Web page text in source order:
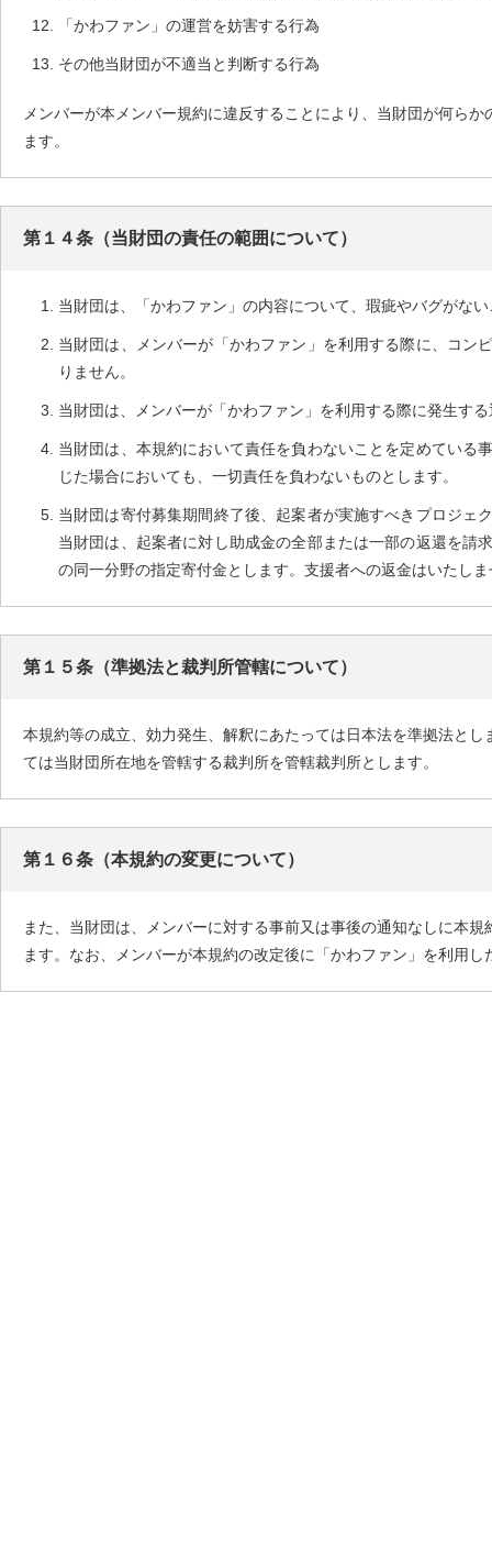
「かわファン」の運営を妨害する行為
その他当財団が不適当と判断する行為
メンバーが本メンバー規約に違反することにより、当財団が何ら
ます。
第１４条（当財団の責任の範囲について）
当財団は、「かわファン」の内容について、瑕疵やバグがな
当財団は、メンバーが「かわファン」を利用する際に、コン
りません。
当財団は、メンバーが「かわファン」を利用する際に発生す
当財団は、本規約において責任を負わないことを定めている
じた場合においても、一切責任を負わないものとします。
当財団は寄付募集期間終了後、起案者が実施すべきプロジェ
当財団は、起案者に対し助成金の全部または一部の返還を請
の同一分野の指定寄付金とします。支援者への返金はいたし
第１５条（準拠法と裁判所管轄について）
本規約等の成立、効力発生、解釈にあたっては日本法を準拠法と
ては当財団所在地を管轄する裁判所を管轄裁判所とします。
第１６条（本規約の変更について）
また、当財団は、メンバーに対する事前又は事後の通知なしに本
ます。なお、メンバーが本規約の改定後に「かわファン」を利用